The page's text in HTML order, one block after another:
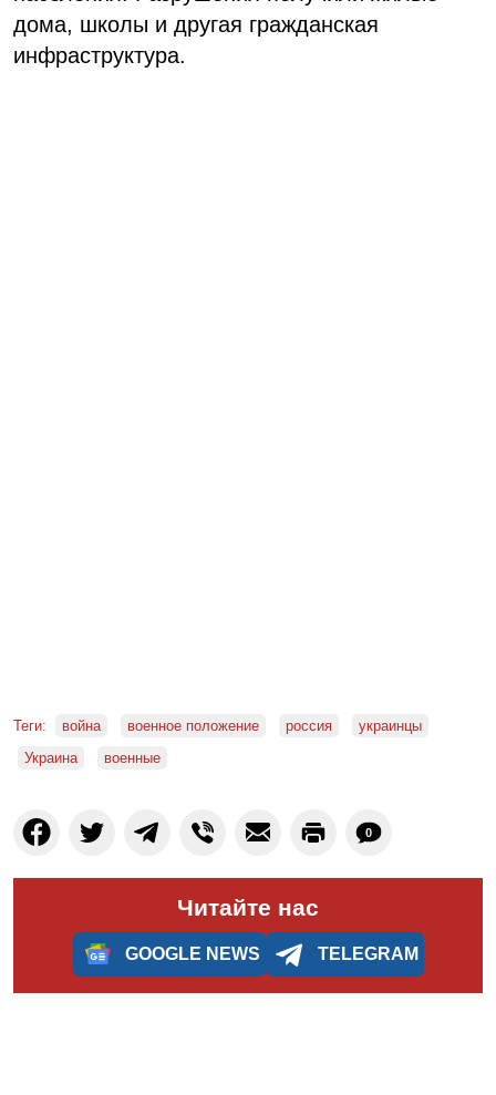
дома, школы и другая гражданская
инфраструктура.
Теги: война военное положение россия
украинцы
Украина
военные
0
Читайте нас
GOOGLE NEWS TELEGRAM